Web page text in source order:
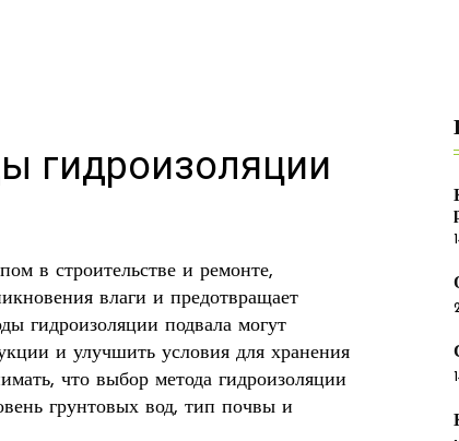
гидроизоляции
в строительстве и ремонте,
влаги и предотвращает
гидроизоляции подвала могут
и улучшить условия для хранения
что выбор метода гидроизоляции
грунтовых вод, тип почвы и